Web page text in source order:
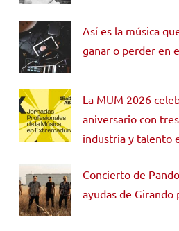
Así es la música
ganar o perder en
La MUM 2026
aniversario con
industria y talento
Concierto de
ayudas de Girando